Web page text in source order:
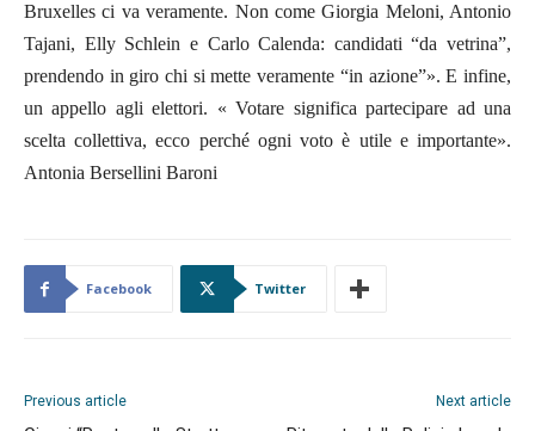
Bruxelles ci va veramente. Non come Giorgia Meloni, Antonio
Tajani, Elly Schlein e Carlo Calenda: candidati “da vetrina”,
prendendo in giro chi si mette veramente “in azione”». E infine,
un appello agli elettori. « Votare significa partecipare ad una
scelta collettiva, ecco perché ogni voto è utile e importante».
Antonia Bersellini Baroni
Facebook Twitter
Previous article Next article